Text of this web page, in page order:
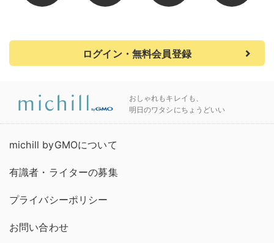
ログイン・無料会員登録
おしゃれもキレイも、
明日のワタシにちょうどいい
michill byGMOについて
有識者・ライターの募集
プライバシーポリシー
お問い合わせ